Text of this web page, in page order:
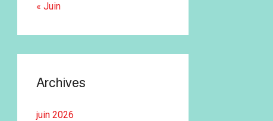
« Juin
Archives
juin 2026